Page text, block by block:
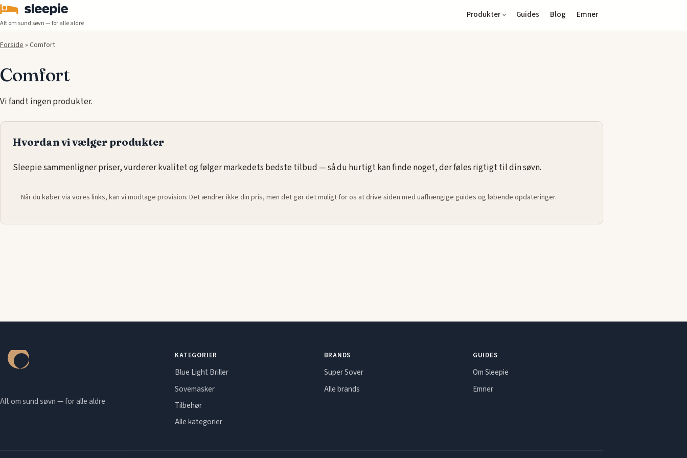
Alt om sund søvn — for alle aldre
Produkter Guides Blog Emner
Forside» Comfort
Comfort
Vi fandt ingen produkter.
Hvordan vi vælger produkter
Sleepie sammenligner priser, vurderer kvalitet og følger markedets bedste tilbud — så du hurtigt kan finde noget, der føles rigtigt til din søvn.
Når du køber via vores links, kan vi modtage provision. Det ændrer ikke din pris, men det gør det muligt for os at drive siden med uafhængige guides og løbende opdateringer.
Alt om sund søvn — for alle aldre
KATEGORIER
Blue Light Briller
Sovemasker
Tilbehør
Alle kategorier
BRANDS
Super Sover
Alle brands
GUIDES
Om Sleepie
Emner